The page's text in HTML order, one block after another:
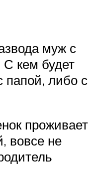
муж с
кем будет
папой, либо с
проживает
вовсе не